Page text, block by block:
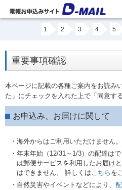
1 2 3 4 5
重要事項確認
本ページに記載の各種ご案内をお読み
た」にチェックを入れた上で「同意す
お申込み、お届けに関して
・海外からはご利用いただけません。
・年末年始（12/31～1/3）の配達は
は郵便サービスを利用したお届け
はできません。 詳しくはこちら を
・自然災害やイベントなどにより、